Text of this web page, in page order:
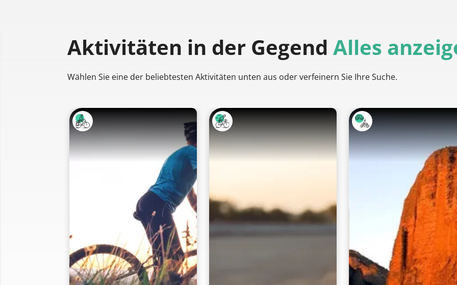
Aktivitäten in der Gegend Alles
Wählen Sie eine der beliebtesten Aktivitäten unten aus oder verfeinern Sie Ihre Suche.